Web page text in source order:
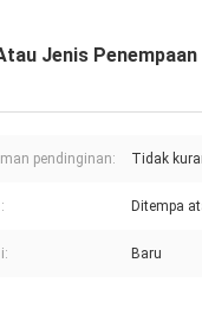
Jenis Penempaan
pendinginan: Tidak
Ditempa
Baru